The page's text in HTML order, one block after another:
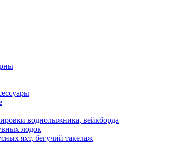
воднолыжника, вейкборда
лодок
яхт, бегучий такелаж